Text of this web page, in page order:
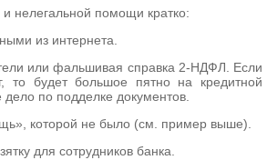
нелегальной помощи кратко:
из интернета.
или фальшивая справка 2-НДФЛ. Если
то будет большое пятно на кредитной
дело по подделке документов.
которой не было (см. пример выше).
для сотрудников банка.